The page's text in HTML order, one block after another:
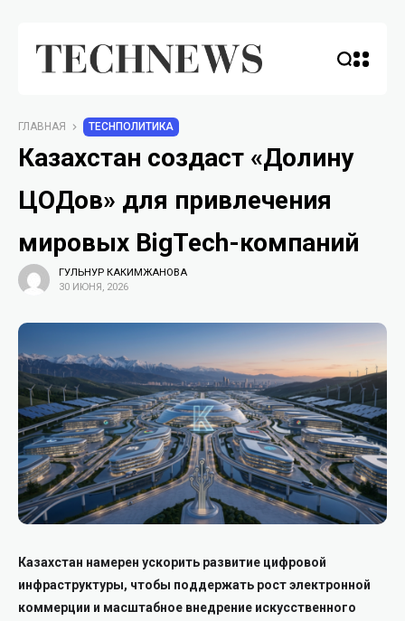
ГЛАВНАЯ TECHПОЛИТИКА
Казахстан создаст «Долину
ЦОДов» для привлечения
мировых BigTech-компаний
ГУЛЬНУР КАКИМЖАНОВА
30 ИЮНЯ, 2026
Казахстан намерен ускорить развитие цифровой
инфраструктуры, чтобы поддержать рост электронной
коммерции и масштабное внедрение искусственного